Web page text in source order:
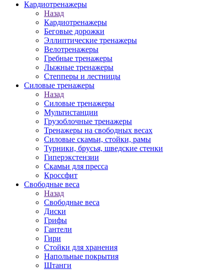
Кардиотренажеры
Назад
Кардиотренажеры
Беговые дорожки
Эллиптические тренажеры
Велотренажеры
Гребные тренажеры
Лыжные тренажеры
Степперы и лестницы
Силовые тренажеры
Назад
Силовые тренажеры
Мультистанции
Грузоблочные тренажеры
Тренажеры на свободных весах
Силовые скамьи, стойки, рамы
Турники, брусья, шведские стенки
Гиперэкстензии
Скамьи для пресса
Кроссфит
Свободные веса
Назад
Свободные веса
Диски
Грифы
Гантели
Гири
Стойки для хранения
Напольные покрытия
Штанги